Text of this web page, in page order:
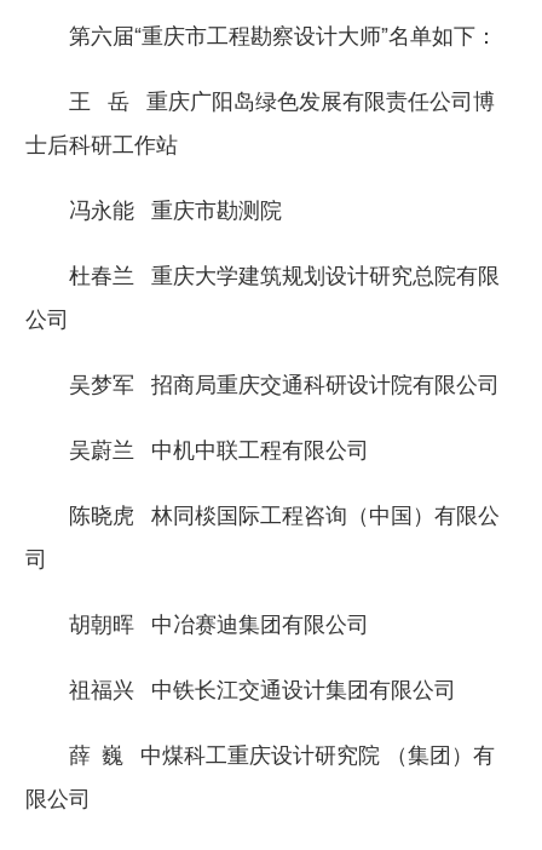
第六届“重庆市工程勘察设计大师”名单如下：
王 岳 重庆广阳岛绿色发展有限责任公司博
士后科研工作站
冯永能 重庆市勘测院
杜春兰 重庆大学建筑规划设计研究总院有限
公司
吴梦军 招商局重庆交通科研设计院有限公司
吴蔚兰 中机中联工程有限公司
陈晓虎 林同棪国际工程咨询（中国）有限公
司
胡朝晖 中冶赛迪集团有限公司
祖福兴 中铁长江交通设计集团有限公司
薛 巍 中煤科工重庆设计研究院 （集团）有
限公司